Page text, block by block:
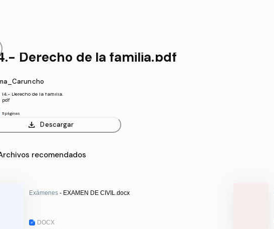
Derecho de la familia.pdf
14.- Derecho de la familia.
pdf
11 páginas
download Descargar
recomendados
Exámenes - EXAMEN DE CIVIL.docx
DOCX